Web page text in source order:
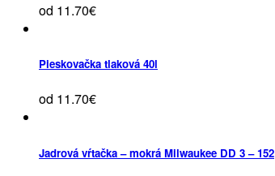
od 11.70€
Pieskovačka tlaková 40l
od 11.70€
Jadrová vŕtačka – mokrá Milwaukee DD 3 – 152